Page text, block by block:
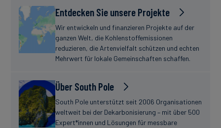
Entdecken Sie unsere Projekte
Wir entwickeln und finanzieren Projekte auf der
ganzen Welt, die Kohlenstoffemissionen
reduzieren, die Artenvielfalt schützen und echten
Mehrwert für lokale Gemeinschaften schaffen.
Über South Pole
South Pole unterstützt seit 2006 Organisationen
weltweit bei der Dekarbonisierung – mit über 500
Expert*innen und Lösungen für messbare